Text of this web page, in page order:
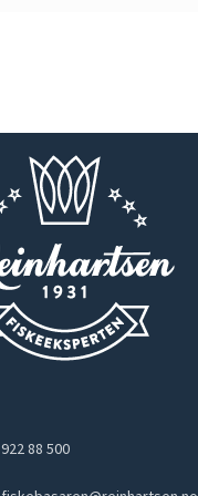
922 88 500